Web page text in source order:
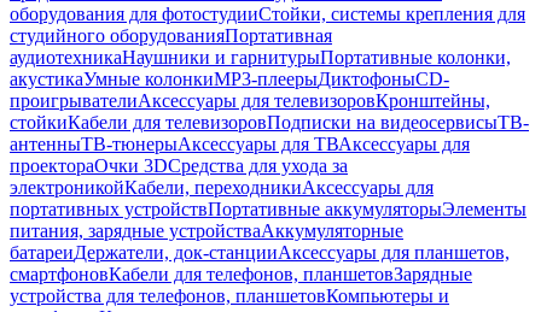
оборудования для фотостудииСтойки, системы крепления для
студийного оборудованияПортативная
аудиотехникаНаушники и гарнитурыПортативные колонки,
акустикаУмные колонкиMP3-плеерыДиктофоныCD-
проигрывателиАксессуары для телевизоровКронштейны,
стойкиКабели для телевизоровПодписки на видеосервисыТВ-
антенныТВ-тюнерыАксессуары для ТВАксессуары для
проектораОчки 3DСредства для ухода за
электроникойКабели, переходникиАксессуары для
портативных устройствПортативные аккумуляторыЭлементы
питания, зарядные устройстваАккумуляторные
батареиДержатели, док-станцииАксессуары для планшетов,
смартфоновКабели для телефонов, планшетовЗарядные
устройства для телефонов, планшетовКомпьютеры и